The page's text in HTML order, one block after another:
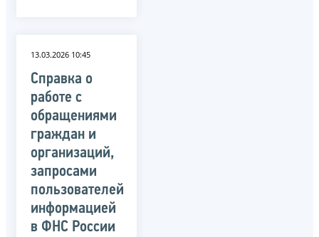
13.03.2026 10:45
Справка о
работе с
обращениями
граждан и
организаций,
запросами
пользователей
информацией
в ФНС России